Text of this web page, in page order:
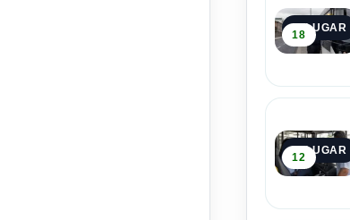
1º LUGAR
18
2º LUGAR
12